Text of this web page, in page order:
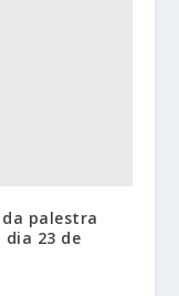
palestra
23 de